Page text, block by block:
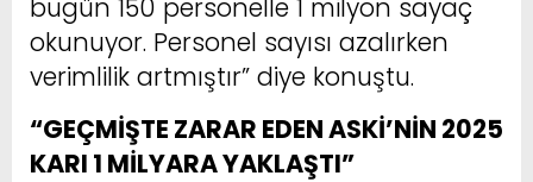
bugün 150 personelle 1 milyon sayaç
okunuyor. Personel sayısı azalırken
verimlilik artmıştır” diye konuştu.
“GEÇMİŞTE ZARAR EDEN ASKİ’NİN 2025
KARI 1 MİLYARA YAKLAŞTI”